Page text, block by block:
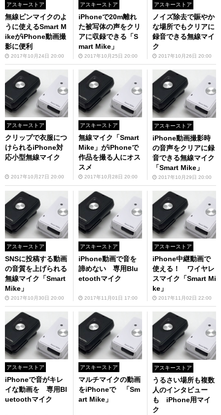
アスキーストア
無線ピンマイクのよ
うに使えるSmart M
ikeがiPhone動画撮
影に便利
2017年10月24日 20:00
アスキーストア
iPhoneで20m離れ
た被写体の声をクリ
アに収録できる「S
mart Mike」
2017年10月25日 20:00
アスキーストア
ノイズ除去で賑やか
な場所でもクリアに
録音できる無線マイ
ク
2017年10月26日 20:00
アスキーストア
クリップで衣服につ
けられるiPhone対
応小型無線マイク
2017年10月27日 20:00
アスキーストア
無線マイク「Smart
Mike」がiPhoneで
作品を撮る人にオス
スメ
2017年10月28日 20:00
アスキーストア
iPhone動画撮影時
の音声をクリアに録
音できる無線マイク
「Smart Mike」
2017年10月29日 20:00
アスキーストア
SNSに投稿する動画
の音質を上げられる
無線マイク「Smart
Mike」
2017年10月30日 20:00
アスキーストア
iPhone動画で音を
諦めない 専用Blu
etoothマイク
2017年11月01日 17:00
アスキーストア
iPhone中継動画で
使える！ ワイヤレ
スマイク「Smart Mi
ke」
2017年11月02日 22:00
アスキーストア
iPhoneで音がキレ
イな動画を 専用Bl
uetoothマイク
アスキーストア
マルチマイクの動画
をiPhoneで 「Sm
art Mike」
アスキーストア
うるさい場所も複数
人のインタビュー
も iPhone用マイ
ク